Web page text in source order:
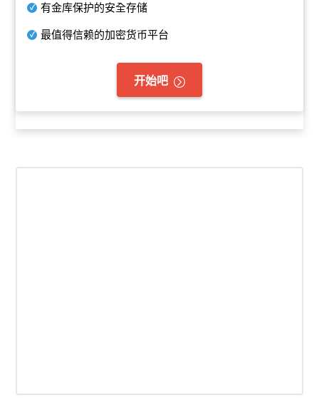
有金库保护的安全存储
最值得信赖的加密货币平台
开始吧